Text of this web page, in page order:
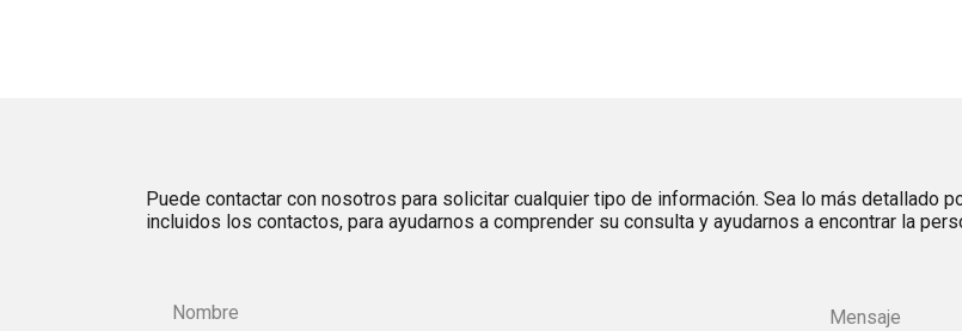
Puede contactar con nosotros para solicitar cualquier tipo de información. Sea lo más detallado
incluidos los contactos, para ayudarnos a comprender su consulta y ayudarnos a encontrar la